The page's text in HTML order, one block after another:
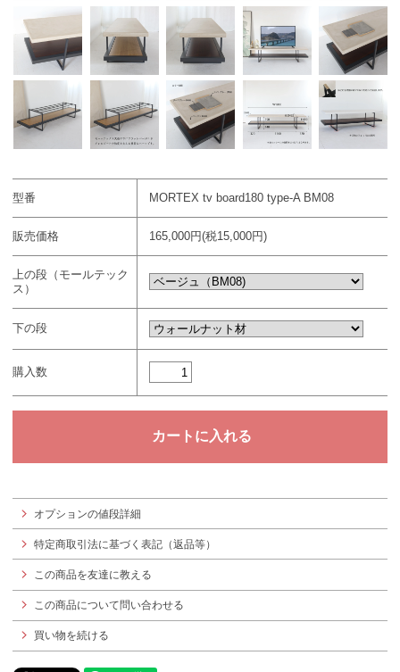
型番 MORTEX tv board180 type-A BM08
販売価格 165,000円(税15,000円)
上の段（モールテック
ス）
下の段
購入数
オプションの値段詳細
特定商取引法に基づく表記（返品等）
この商品を友達に教える
この商品について問い合わせる
買い物を続ける